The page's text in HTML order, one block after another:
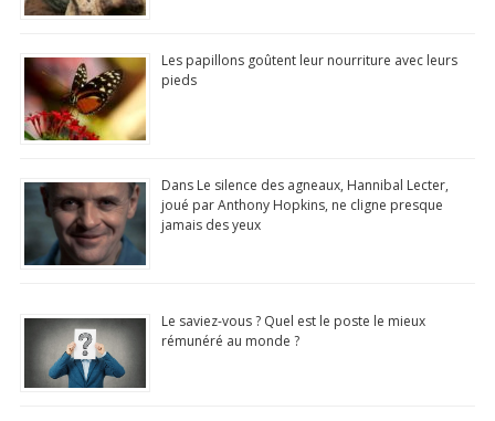
Les papillons goûtent leur nourriture avec leurs
pieds
Dans Le silence des agneaux, Hannibal Lecter,
joué par Anthony Hopkins, ne cligne presque
jamais des yeux
Le saviez-vous ? Quel est le poste le mieux
rémunéré au monde ?